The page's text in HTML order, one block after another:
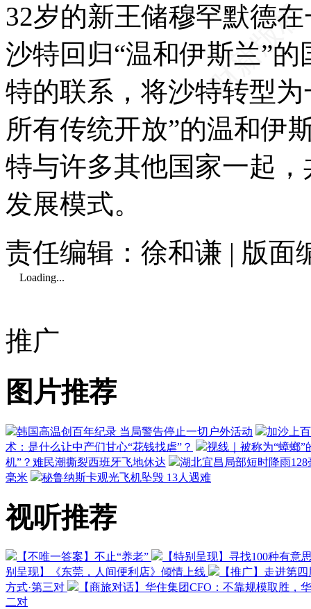
32岁的新王储穆罕默德
沙特回归“温和伊斯兰”
特的联系，将沙特转型
所有传统开放”的温和伊
特与许多其他国家一起
发展模式。
责任编辑：徐和谦 | 版面
Loading...
推广
图片推荐
韩国高温创百年纪录 当局警告停止一切户外活动
加沙上
术：是什么让中产们甘心“花钱找虐”？
视线｜被称为“蟑螂
机”？难民潮撕裂西班牙飞地休达
湖北宜昌局部短时降雨
毫米
秘鲁纳斯卡观光飞机坠毁 13人遇难
视听推荐
【不唯一答案】不止“养老”
【特别呈现】寻找100种有意
别呈现】《东莞，人间便利店》倾情上线
【推广】走进第
方式·第三对
【商旅对话】华住集团CFO：不靠规模取胜，
二对